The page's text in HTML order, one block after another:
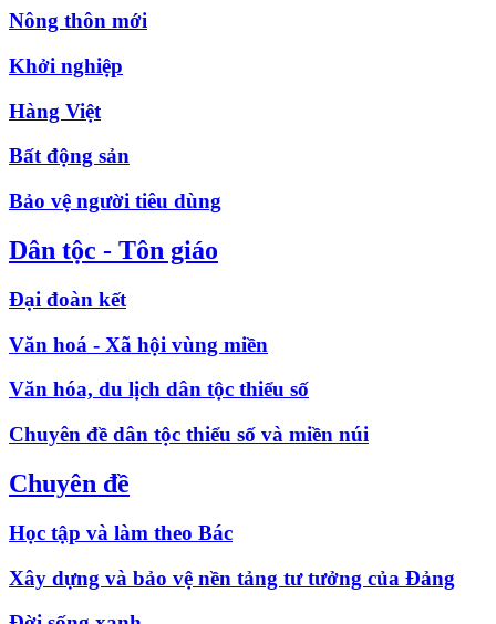
Nông thôn mới
Khởi nghiệp
Hàng Việt
Bất động sản
Bảo vệ người tiêu dùng
Dân tộc - Tôn giáo
Đại đoàn kết
Văn hoá - Xã hội vùng miền
Văn hóa, du lịch dân tộc thiểu số
Chuyên đề dân tộc thiểu số và miền núi
Chuyên đề
Học tập và làm theo Bác
Xây dựng và bảo vệ nền tảng tư tưởng của Đảng